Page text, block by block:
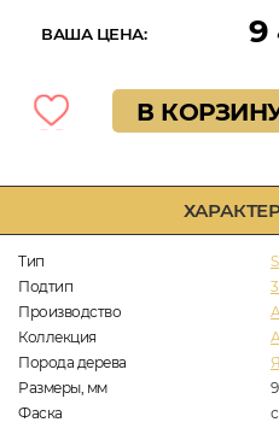
Тип
Подтип
Производство
Коллекция
Порода дерева
Размеры, мм
Фаска
ВАША ЦЕНА: 9
В